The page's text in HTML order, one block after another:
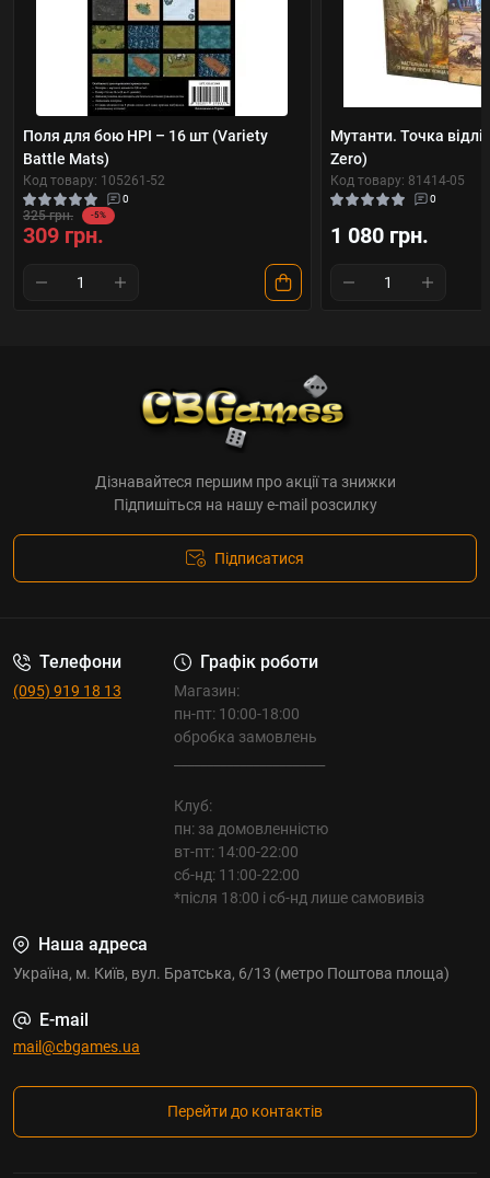
Поля для бою НРІ – 16 шт (Variety
Battle Mats)
Код товару: 105261-52
0
325 грн. -5%
309 грн.
Мутанти. Точка
Zero)
Код товару: 81414-05
0
1 080 грн.
Дізнавайтеся першим про акції та знижки
Підпишіться на нашу e-mail розсилку
Підписатися
Телефони
(095) 919 18 13
Графік роботи
Магазин:
пн-пт: 10:00-18:00
обробка замовлень
Клуб:
пн: за домовленністю
вт-пт: 14:00-22:00
сб-нд: 11:00-22:00
*після 18:00 і сб-нд лише самовивіз
Наша адреса
Україна, м. Київ, вул. Братська, 6/13 (метро Поштова площа)
E-mail
mail@cbgames.ua
Перейти до контактів